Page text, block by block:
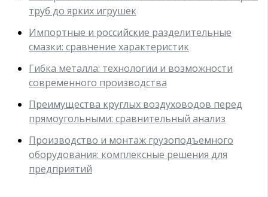
труб до ярких игрушек
Импортные и российские разделительные
смазки: сравнение характеристик
Гибка металла: технологии и возможности
современного производства
Преимущества круглых воздуховодов перед
прямоугольными: сравнительный анализ
Производство и монтаж грузоподъемного
оборудования: комплексные решения для
предприятий